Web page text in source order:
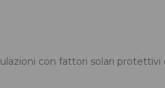
con fattori solari